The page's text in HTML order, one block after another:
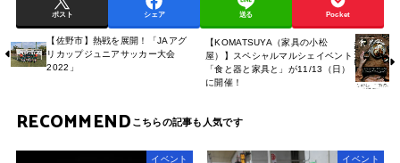
ポスト シェア 送る Pocket
【佐野市】熱戦を展開！「JAアグ
リカップジュニアサッカー大会
2022」
【KOMATSUYA（家具の小松
屋）】スペシャルマルシェイベント
「食と器と家具と」が11/13（日）
に開催！
RECOMMEND
イベント イベント